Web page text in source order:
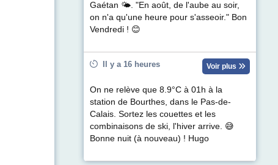
Gaétan 🌤. "En août, de l'aube au soir,
on n'a qu'une heure pour s'asseoir." Bon
Vendredi ! 😊
Il y a 16 heures Voir plus
On ne relève que 8.9°C à 01h à la
station de Bourthes, dans le Pas-de-
Calais. Sortez les couettes et les
combinaisons de ski, l'hiver arrive. 😅
Bonne nuit (à nouveau) ! Hugo